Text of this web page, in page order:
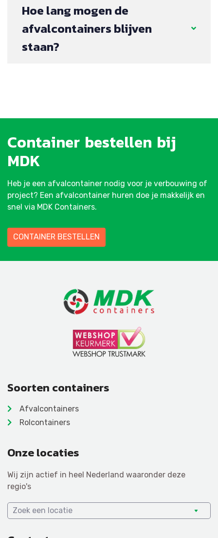
Hoe lang mogen de
afvalcontainers blijven
staan?
Container bestellen bij
MDK
Heb je een afvalcontainer nodig voor je verbouwing of
project? Een afvalcontainer huren doe je makkelijk en
snel via MDK Containers.
CONTAINER BESTELLEN
Soorten containers
Afvalcontainers
Rolcontainers
Onze locaties
Wij zijn actief in heel Nederland waaronder deze
regio's
Zoek een locatie